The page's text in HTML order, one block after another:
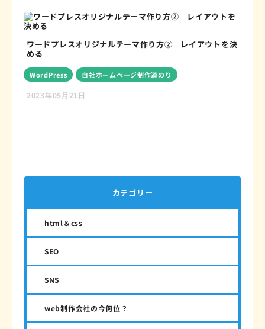
ワードプレスオリジナルテーマ作り方② レイアウトを決
める
WordPress 自社ホームページ制作道のり
2023年05月21日
カテゴリー
html＆css
SEO
SNS
web制作会社の今何位？